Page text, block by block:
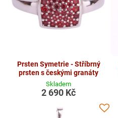
Prsten Symetrie - Stříbrný
prsten s českými granáty
Skladem
2 690 Kč